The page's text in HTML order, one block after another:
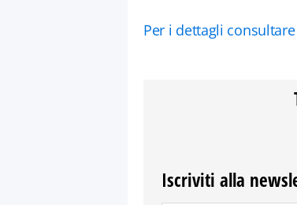
Per i dettagli
Iscriviti alla